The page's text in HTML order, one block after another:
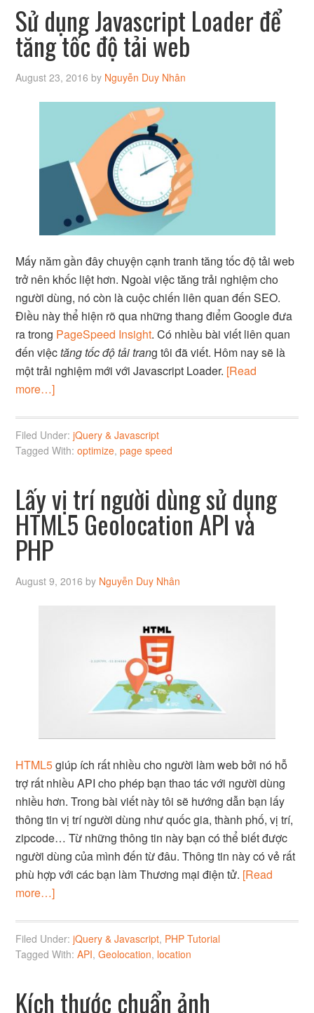
Sử dụng Javascript Loader để
tăng tốc độ tải web
August 23, 2016 by Nguyễn Duy Nhân
Mấy năm gần đây chuyện cạnh tranh tăng tốc độ tải web
trở nên khốc liệt hơn. Ngoài việc tăng trải nghiệm cho
người dùng, nó còn là cuộc chiến liên quan đến SEO.
Điều này thể hiện rõ qua những thang điểm Google đưa
ra trong PageSpeed Insight. Có nhiều bài viết liên quan
đến việctăng tốc độ tải trang tôi đã viết. Hôm nay sẽ là
một trải nghiệm mới với Javascript Loader. [Read
more…]
Filed Under:jQuery & Javascript
Tagged With:optimize,page speed
Lấy vị trí người dùng sử dụng
HTML5 Geolocation API và
PHP
August 9, 2016 by Nguyễn Duy Nhân
HTML5giúp ích rất nhiều cho người làm web bởi nó hỗ
trợ rất nhiều API cho phép bạn thao tác với người dùng
nhiều hơn. Trong bài viết này tôi sẽ hướng dẫn bạn lấy
thông tin vị trí người dùng như quốc gia, thành phố, vị trí,
zipcode… Từ những thông tin này bạn có thể biết được
người dùng của mình đến từ đâu. Thông tin này có vẻ rất
phù hợp với các bạn làm Thương mại điện tử. [Read
more…]
Filed Under:jQuery & Javascript, PHP Tutorial
Tagged With:API,Geolocation, location
Kích thước chuẩn ảnh